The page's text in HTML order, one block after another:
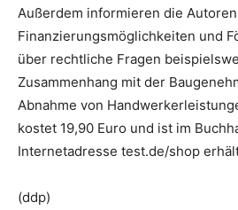
Außerdem informieren die
Finanzierungsmöglichkeiten und
über rechtliche Fragen
Zusammenhang mit der
Abnahme von
kostet 19,90 Euro und ist im
Internetadresse test.de/shop
(ddp)